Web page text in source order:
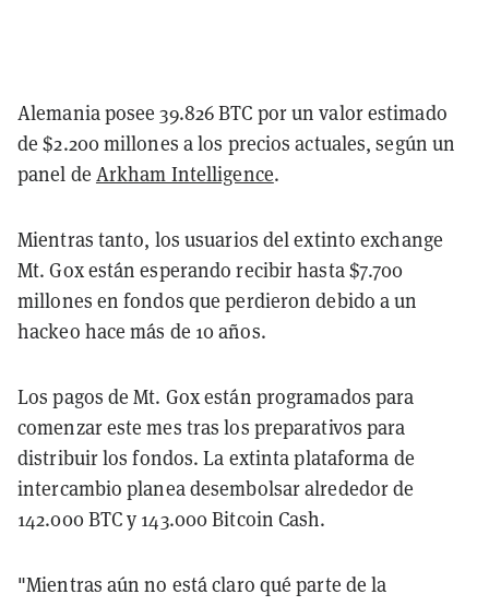
Alemania posee 39.826 BTC por un valor estimado
de $2.200 millones a los precios actuales, según un
panel de Arkham Intelligence.
Mientras tanto, los usuarios del extinto exchange
Mt. Gox están esperando recibir hasta $7.700
millones en fondos que perdieron debido a un
hackeo hace más de 10 años.
Los pagos de Mt. Gox están programados para
comenzar este mes tras los preparativos para
distribuir los fondos. La extinta plataforma de
intercambio planea desembolsar alrededor de
142.000 BTC y 143.000 Bitcoin Cash.
"Mientras aún no está claro qué parte de la